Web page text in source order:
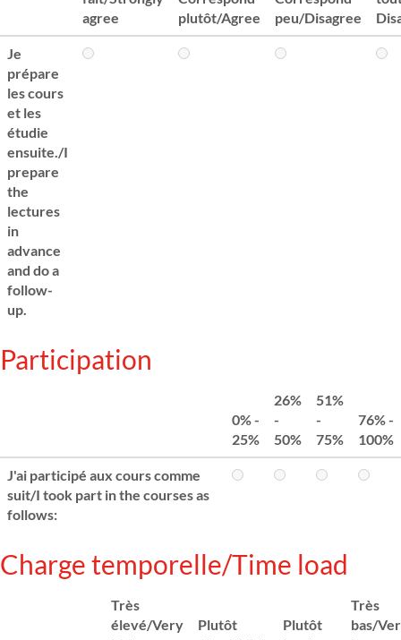
agree
plutôt/Agree
peu/Disagree
Je
prépare
les cours
et les
étudie
ensuite./I
prepare
the
lectures
in
advance
and do a
follow-
up.
Participation
0% -
25%
26%
-
50%
51%
-
75%
76% -
100%
J'ai participé aux cours comme
suit/I took part in the courses as
follows:
Charge temporelle/Time load
Très
élevé/Very
Plutôt
Plutôt
Très
bas/